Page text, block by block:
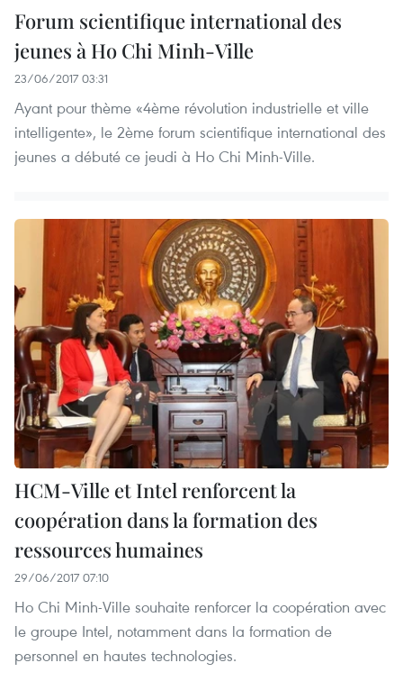
Forum scientifique international des
jeunes à Ho Chi Minh-Ville
23/06/2017 03:31
Ayant pour thème «4ème révolution industrielle et ville
intelligente», le 2ème forum scientifique international des
jeunes a débuté ce jeudi à Ho Chi Minh-Ville.
HCM-Ville et Intel renforcent la
coopération dans la formation des
ressources humaines
29/06/2017 07:10
Ho Chi Minh-Ville souhaite renforcer la coopération avec
le groupe Intel, notamment dans la formation de
personnel en hautes technologies.